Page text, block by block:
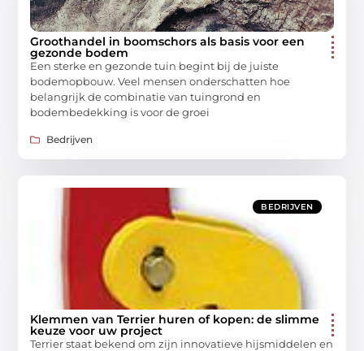
Groothandel in boomschors als basis voor een
gezonde bodem
Een sterke en gezonde tuin begint bij de juiste
bodemopbouw. Veel mensen onderschatten hoe
belangrijk de combinatie van tuingrond en
bodembedekking is voor de groei
Bedrijven
BEDRIJVEN
Klemmen van Terrier huren of kopen: de slimme
keuze voor uw project
Terrier staat bekend om zijn innovatieve hijsmiddelen en